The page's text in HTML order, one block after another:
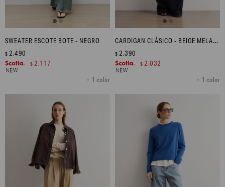
SWEATER ESCOTE BOTE - NEGRO
+ 1 color
$ 2.490
$ 2.117
CARDIGAN CLÁSICO - BEIGE MELANGE
+ 1 color
$ 2.390
$ 2.032